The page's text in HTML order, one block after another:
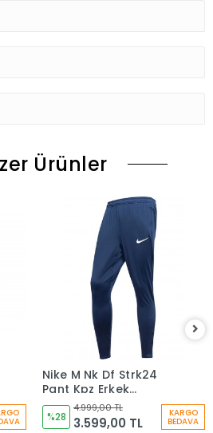
Ürünler
Nike M Nk Df Strk24
Pant Kpz Erkek
Eşofman Altı lacivert
Fd7574-451
%28
4.999,00 TL
3.599,00 TL
KARGO
BEDAVA